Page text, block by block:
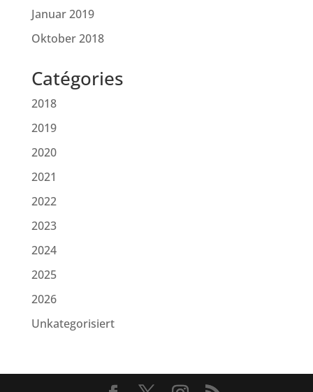
Januar 2019
Oktober 2018
Catégories
2018
2019
2020
2021
2022
2023
2024
2025
2026
Unkategorisiert